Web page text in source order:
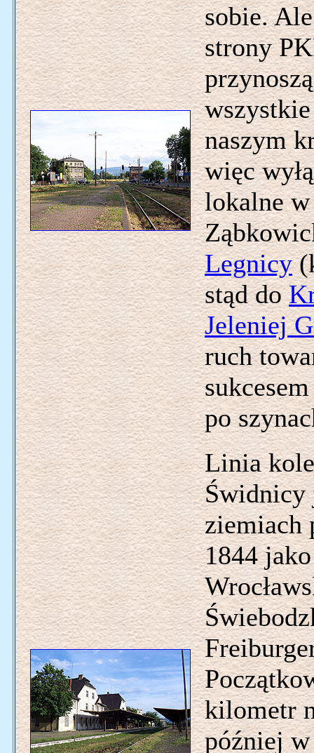
sobie.
strony
naszym
więc
lokalne
Legnicy
stąd do
Jeleniej
ruch
po
Linia
Świdnicy
ziemiach
1844
kilometr
później